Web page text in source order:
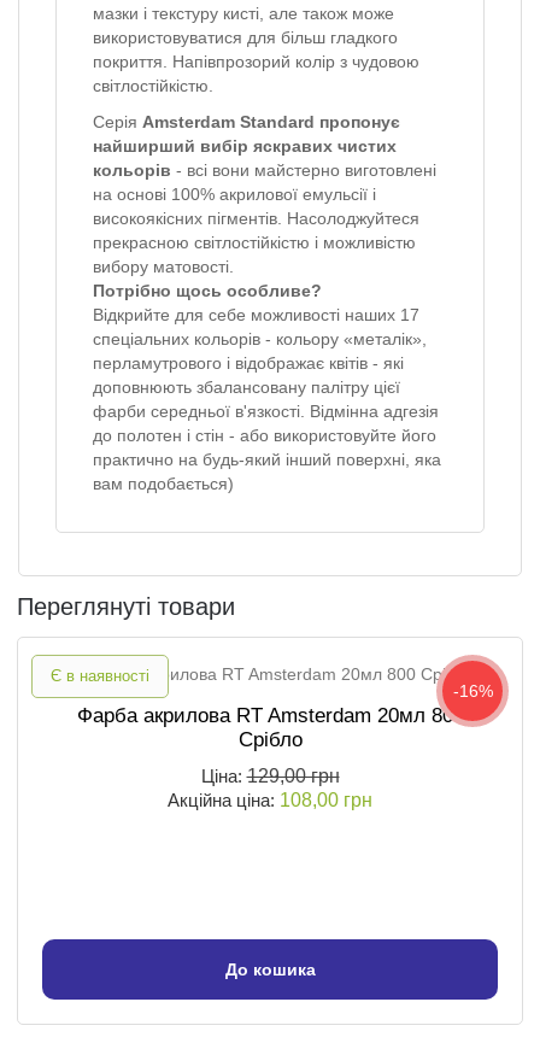
мазки і текстуру кисті, але також може
використовуватися для більш гладкого
покриття. Напівпрозорий колір з чудовою
світлостійкістю.
Серія Amsterdam Standard пропонує
найширший вибір яскравих чистих
кольорів - всі вони майстерно виготовлені
на основі 100% акрилової емульсії і
високоякісних пігментів. Насолоджуйтеся
прекрасною світлостійкістю і можливістю
вибору матовості.
Потрібно щось особливе?
Відкрийте для себе можливості наших 17
спеціальних кольорів - кольору «металік»,
перламутрового і відображає квітів - які
доповнюють збалансовану палітру цієї
фарби середньої в'язкості. Відмінна адгезія
до полотен і стін - або використовуйте його
практично на будь-який інший поверхні, яка
вам подобається)
Переглянуті товари
Є в наявності
-16%
Фарба акрилова RT Amsterdam 20мл 800
Срібло
Ціна:129,00 грн
Акційна ціна: 108,00 грн
До кошика